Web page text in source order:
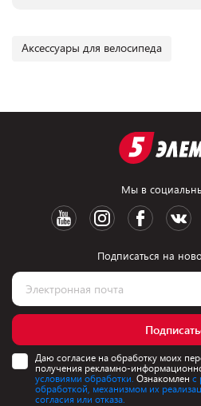
Аксессуары для велосипеда
Мы в
Подписаться на
Даю согласие на обработку моих
получения рекламно-
условиями обработки. Ознакомлен с
обработкой, механизмом их
согласия или отказа.